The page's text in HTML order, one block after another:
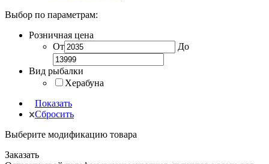
Выбор по параметрам:
Розничная цена
От
До
Вид рыбалки
Херабуна
Показать
Сбросить
Выберите модификацию товара
Заказать